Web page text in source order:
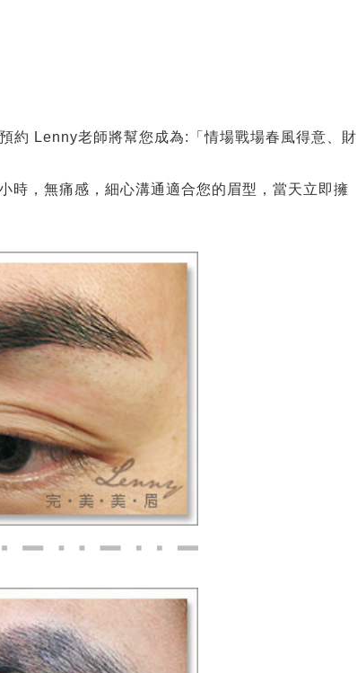
約 Lenny老師將幫您成為:「情場戰場春風得意、財
時，無痛感，細心溝通適合您的眉型，當天立即擁